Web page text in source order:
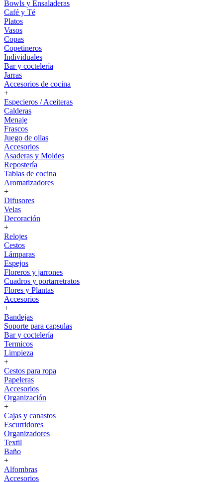
Bowls y Ensaladeras
Café y Té
Platos
Vasos
Copas
Copetineros
Individuales
Bar y coctelería
Jarras
Accesorios de cocina
+
Especieros / Aceiteras
Calderas
Menaje
Frascos
Juego de ollas
Accesorios
Asaderas y Moldes
Repostería
Tablas de cocina
Aromatizadores
+
Difusores
Velas
Decoración
+
Relojes
Cestos
Lámparas
Espejos
Floreros y jarrones
Cuadros y portarretratos
Flores y Plantas
Accesorios
+
Bandejas
Soporte para capsulas
Bar y coctelería
Termicos
Limpieza
+
Cestos para ropa
Papeleras
Accesorios
Organización
+
Cajas y canastos
Escurridores
Organizadores
Textil
Baño
+
Alfombras
Accesorios